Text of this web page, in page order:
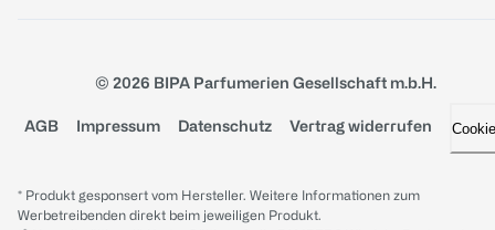
© 2026 BIPA Parfumerien Gesellschaft m.b.H.
AGB Impressum Datenschutz Vertrag widerrufen
* Produkt gesponsert vom Hersteller. Weitere Informationen zum
Werbetreibenden direkt beim jeweiligen Produkt.